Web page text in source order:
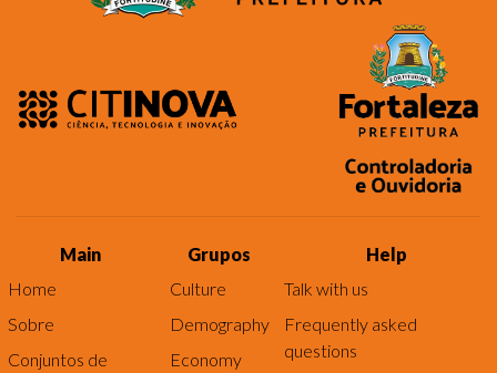
Main
Home
Sobre
Conjuntos de
Grupos
Culture
Demography
Economy
Help
Talk with us
Frequently asked
questions